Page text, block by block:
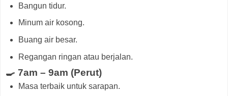
Bangun tidur.
Minum air kosong.
Buang air besar.
Regangan ringan atau berjalan.
🍳 7am – 9am (Perut)
Masa terbaik untuk sarapan.